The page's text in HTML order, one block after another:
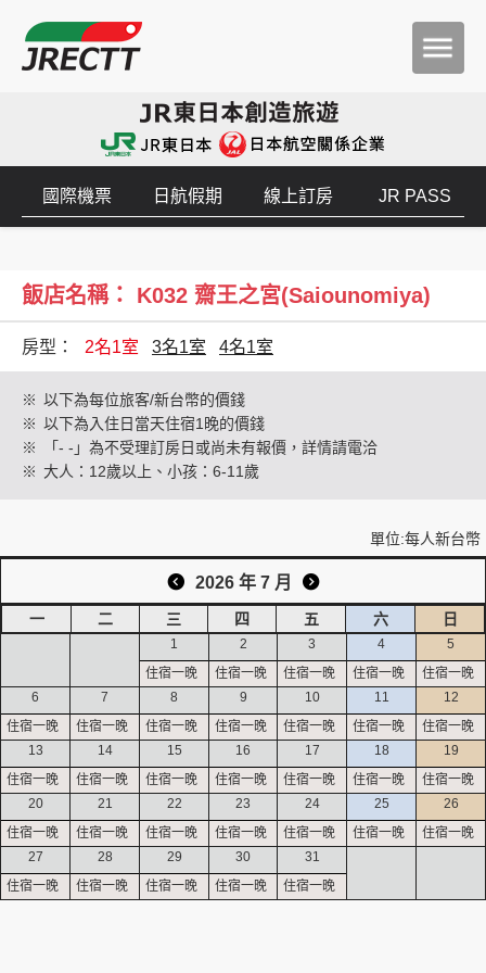
創造旅遊
國際機票 日航假期 線上訂房 JR PASS
飯店名稱： K032 齋王之宮(Saiounomiya)
房型： 2名1室 3名1室 4名1室
※ 以下為每位旅客/新台幣的價錢
※ 以下為入住日當天住宿1晚的價錢
※
「- -」為不受理訂房日或尚未有報價，詳情請電洽
※ 大人：12歲以上、小孩：6-11歲
單位:每人新台幣
2026 年 7 月
一 二 三 四 五 六 日
1 2 3 4 5
6 7 8 9 10 11 12
13 14 15 16 17 18 19
20 21 22 23 24 25 26
27 28 29 30 31